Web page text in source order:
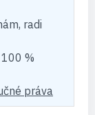
radi
%
práva